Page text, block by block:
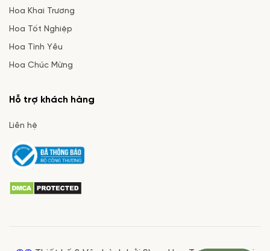
Hoa Khai Trương
Hoa Tốt Nghiệp
Hoa Tình Yêu
Hoa Chúc Mừng
Hỗ trợ khách hàng
Liên hệ